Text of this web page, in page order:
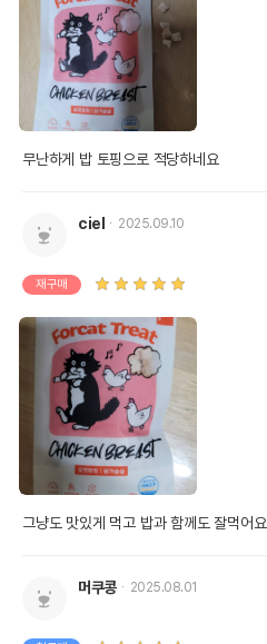
무난하게 밥 토핑으로 적당하네요
ciel 2025.09.10
재구매
그냥도 맛있게 먹고 밥과 함께도 잘먹어요
머쿠콩 2025.08.01